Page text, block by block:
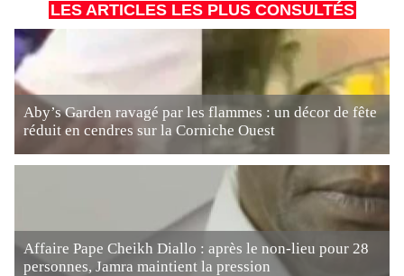
LES ARTICLES LES PLUS CONSULTÉS
Aby’s Garden ravagé par les flammes : un décor de fête
réduit en cendres sur la Corniche Ouest
Affaire Pape Cheikh Diallo : après le non-lieu pour 28
personnes, Jamra maintient la pression